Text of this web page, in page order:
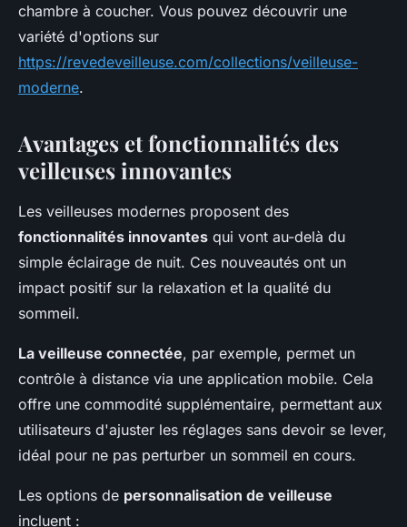
chambre à coucher. Vous pouvez découvrir une
variété d'options sur
https://revedeveilleuse.com/collections/veilleuse-
moderne.
Avantages et fonctionnalités des
veilleuses innovantes
Les veilleuses modernes proposent des
fonctionnalités innovantes qui vont au-delà du
simple éclairage de nuit. Ces nouveautés ont un
impact positif sur la relaxation et la qualité du
sommeil.
La veilleuse connectée, par exemple, permet un
contrôle à distance via une application mobile. Cela
offre une commodité supplémentaire, permettant aux
utilisateurs d'ajuster les réglages sans devoir se lever,
idéal pour ne pas perturber un sommeil en cours.
Les options de personnalisation de veilleuse
incluent :